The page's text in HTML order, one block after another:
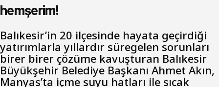
hemşerim!
Balıkesir’in 20 ilçesinde hayata geçirdiği
yatırımlarla yıllardır süregelen sorunları
birer birer çözüme kavuşturan Balıkesir
Büyükşehir Belediye Başkanı Ahmet Akın,
Manyas’ta içme suyu hatları ile sıcak